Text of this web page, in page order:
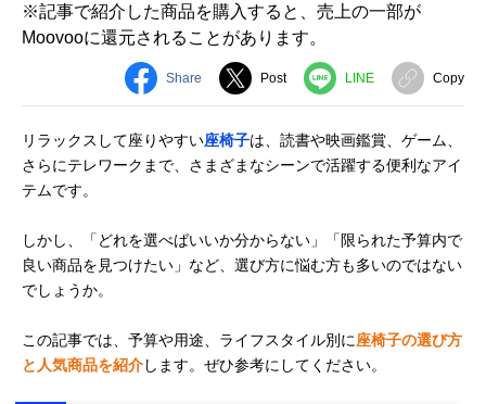
※記事で紹介した商品を購入すると、売上の一部が
Moovooに還元されることがあります。
Share Post LINE Copy
リラックスして座りやすい座椅子は、読書や映画鑑賞、ゲーム、
さらにテレワークまで、さまざまなシーンで活躍する便利なアイ
テムです。
しかし、「どれを選べばいいか分からない」「限られた予算内で
良い商品を見つけたい」など、選び方に悩む方も多いのではない
でしょうか。
この記事では、予算や用途、ライフスタイル別に座椅子の選び方
と人気商品を紹介します。ぜひ参考にしてください。